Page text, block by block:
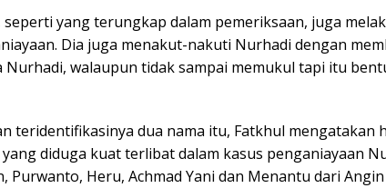
seperti yang terungkap dalam pemeriksaan, juga
Dia juga menakut-nakuti Nurhadi dengan
Nurhadi, walaupun tidak sampai memukul tapi itu
teridentifikasinya dua nama itu, Fatkhul mengatakan
diduga kuat terlibat dalam kasus penganiayaan
Purwanto, Heru, Achmad Yani dan Menantu dari